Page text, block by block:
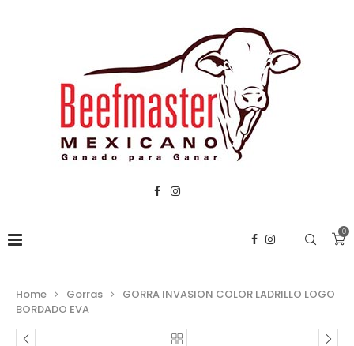
0
Home Gorras
GORRA INVASION COLOR LADRILLO LOGO
BORDADO EVA